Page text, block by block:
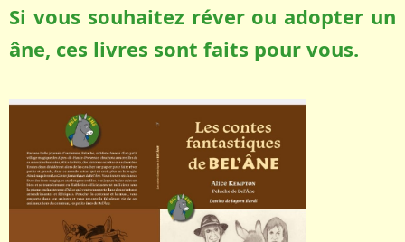
Si vous souhaitez réver ou adopter un
âne, ces livres sont faits pour vous.